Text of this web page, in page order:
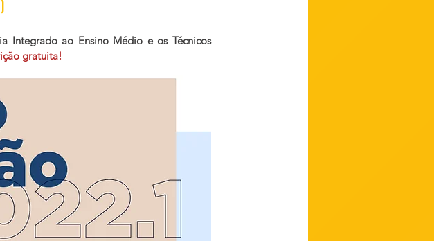
Integrado ao Ensino Médio e os Técnicos
gratuita!